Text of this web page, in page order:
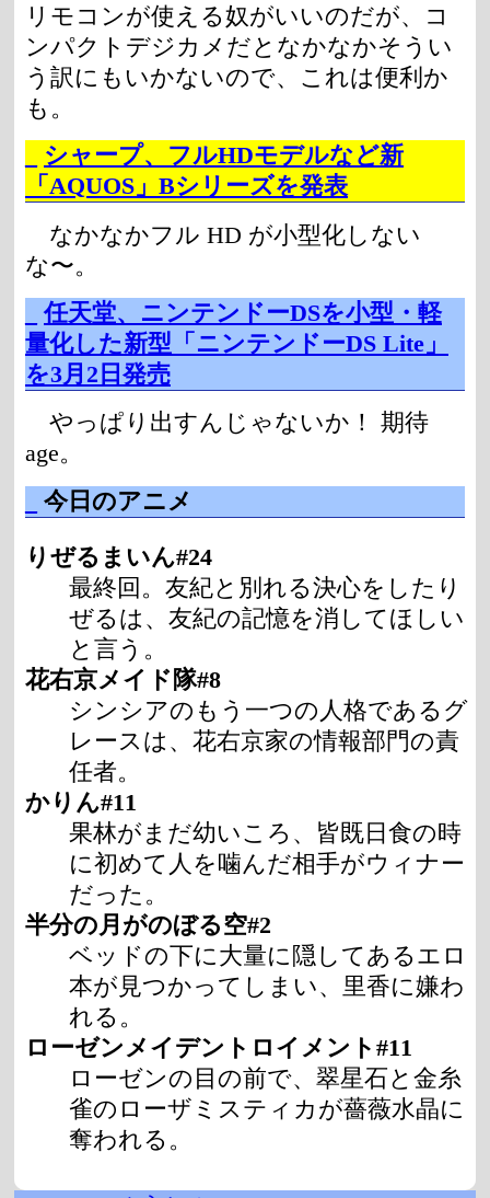
リモコンが使える奴がいいのだが、コ
ンパクトデジカメだとなかなかそうい
う訳にもいかないので、これは便利か
も。
シャープ、フルHDモデルなど新
「AQUOS」Bシリーズを発表
なかなかフル HD が小型化しない
な〜。
任天堂、ニンテンドーDSを小型・軽
量化した新型「ニンテンドーDS Lite」
を3月2日発売
やっぱり出すんじゃないか！ 期待
age。
今日のアニメ
りぜるまいん#24
最終回。友紀と別れる決心をしたり
ぜるは、友紀の記憶を消してほしい
と言う。
花右京メイド隊#8
シンシアのもう一つの人格であるグ
レースは、花右京家の情報部門の責
任者。
かりん#11
果林がまだ幼いころ、皆既日食の時
に初めて人を噛んだ相手がウィナー
だった。
半分の月がのぼる空#2
ベッドの下に大量に隠してあるエロ
本が見つかってしまい、里香に嫌わ
れる。
ローゼンメイデントロイメント#11
ローゼンの目の前で、翠星石と金糸
雀のローザミスティカが薔薇水晶に
奪われる。